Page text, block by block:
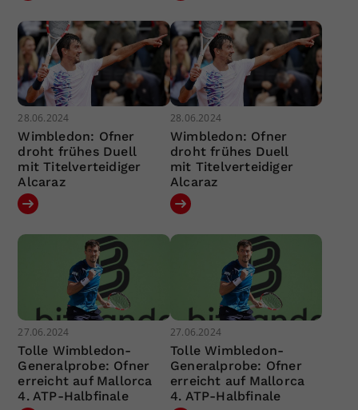
28.06.2024
Wimbledon: Ofner
droht frühes Duell
mit Titelverteidiger
Alcaraz
28.06.2024
Wimbledon: Ofner
droht frühes Duell
mit Titelverteidiger
Alcaraz
27.06.2024
Tolle Wimbledon-
Generalprobe: Ofner
erreicht auf Mallorca
4. ATP-Halbfinale
27.06.2024
Tolle Wimbledon-
Generalprobe: Ofner
erreicht auf Mallorca
4. ATP-Halbfinale